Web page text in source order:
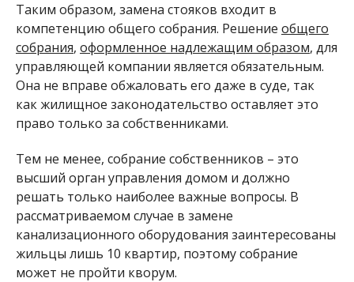
Таким образом, замена стояков входит в
компетенцию общего собрания. Решение общего
собрания, оформленное надлежащим образом, для
управляющей компании является обязательным.
Она не вправе обжаловать его даже в суде, так
как жилищное законодательство оставляет это
право только за собственниками.
Тем не менее, собрание собственников – это
высший орган управления домом и должно
решать только наиболее важные вопросы. В
рассматриваемом случае в замене
канализационного оборудования заинтересованы
жильцы лишь 10 квартир, поэтому собрание
может не пройти кворум.